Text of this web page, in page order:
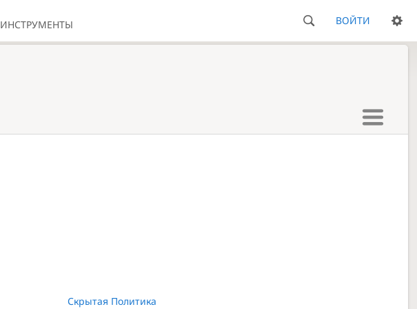
ИНСТРУМЕНТЫ ВОЙТИ
Скрытая Политика